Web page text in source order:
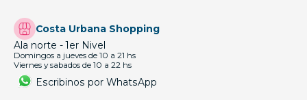
Costa Urbana Shopping
Ala norte - 1er Nivel
Domingos a jueves de 10 a 21 hs
Viernes y sabados de 10 a 22 hs
Escribinos por WhatsApp